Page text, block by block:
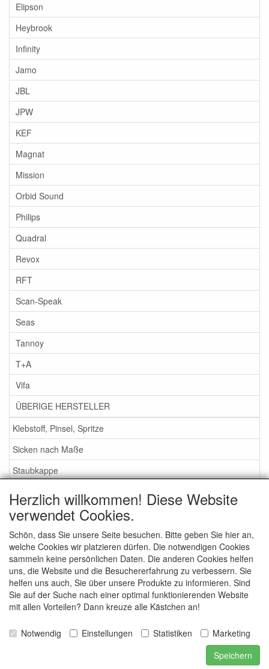
Elipson
Heybrook
Infinity
Jamo
JBL
JPW
KEF
Magnat
Mission
Orbid Sound
Philips
Quadral
Revox
RFT
Scan-Speak
Seas
Tannoy
T+A
Vifa
ÜBERIGE HERSTELLER
Klebstoff, Pinsel, Spritze
Sicken nach Maße
Staubkappe
Service
Schaumstoff oder Gummi Sicken?
Wichtig bei Bestellung
Nachrichten
Kontakt
Allgemeine Verkaufsbedingungen
Herzlich willkommen! Diese Website
verwendet Cookies.
Schön, dass Sie unsere Seite besuchen. Bitte geben Sie hier an,
welche Cookies wir platzieren dürfen. Die notwendigen Cookies
sammeln keine persönlichen Daten. Die anderen Cookies helfen
uns, die Website und die Besuchererfahrung zu verbessern. Sie
helfen uns auch, Sie über unsere Produkte zu informieren. Sind
Sie auf der Suche nach einer optimal funktionierenden Website
mit allen Vorteilen? Dann kreuze alle Kästchen an!
Notwendig Einstellungen Statistiken
Marketing
Speichern